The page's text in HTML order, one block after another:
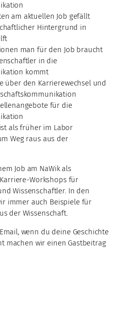
am aktuellen Job gefällt
Hintergrund in
man für den Job braucht
in die
kommt
über den Karrierewechsel und
für die
als früher im Labor
Weg raus aus der
Job am NaWik als
Workshops für
Wissenschaftler. In den
immer auch Beispiele für
der Wissenschaft.
wenn du deine Geschichte
machen wir einen Gastbeitrag